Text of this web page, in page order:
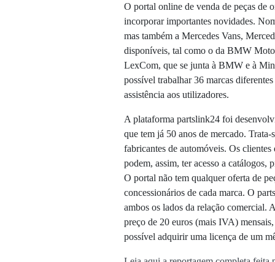
O portal online de venda de peças de
incorporar importantes novidades.
mas também a Mercedes Vans,
disponíveis, tal como o da BMW
LexCom, que se junta à BMW e à
possível trabalhar 36 marcas
assistência aos utilizadores.
A plataforma partslink24 foi
que tem já 50 anos de mercado.
fabricantes de automóveis. Os
podem, assim, ter acesso a catálogos,
O portal não tem qualquer oferta de
concessionários de cada marca. O
ambos os lados da relação comercial.
preço de 20 euros (mais IVA)
possível adquirir uma licença de um